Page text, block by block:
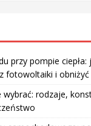
przy pompie ciepła:
fotowoltaiki i obniżyć
wybrać: rodzaje,